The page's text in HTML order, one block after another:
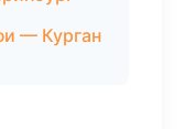
— Курган